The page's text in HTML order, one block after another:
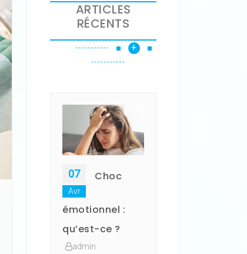
ARTICLES
RÉCENTS
+
07
Avr
Choc
émotionnel :
qu’est-ce ?
admin